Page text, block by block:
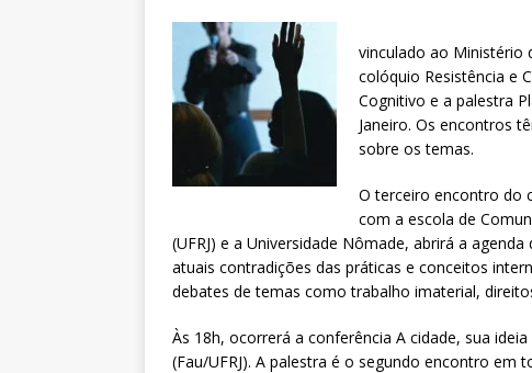
vinculado ao Ministério
colóquio Resistência e
Cognitivo e a palestra
Janeiro. Os encontros
sobre os temas.
O terceiro encontro do
com a escola de
(UFRJ) e a Universidade Nômade, abrirá a
atuais contradições das práticas e conceitos
debates de temas como trabalho imaterial,
Às 18h, ocorrerá a conferência A cidade, sua
(Fau/UFRJ). A palestra é o segundo encontro